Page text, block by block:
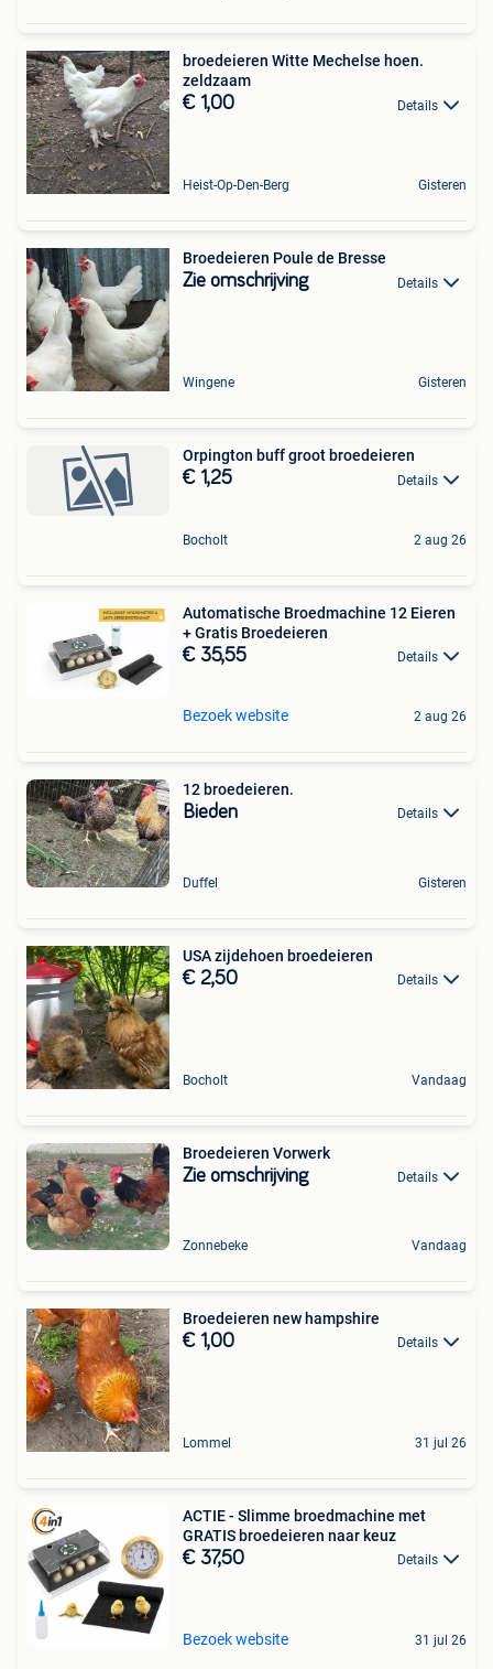
broedeieren Witte Mechelse hoen.
zeldzaam
€ 1,00 Details
Heist-Op-Den-Berg Gisteren
Broedeieren Poule de Bresse
Zie omschrijving Details
Wingene Gisteren
Orpington buff groot broedeieren
€ 1,25 Details
Bocholt 2 aug 26
Automatische Broedmachine 12 Eieren
+ Gratis Broedeieren
€ 35,55 Details
Bezoek website 2 aug 26
12 broedeieren.
Bieden Details
Duffel Gisteren
USA zijdehoen broedeieren
€ 2,50 Details
Bocholt Vandaag
Broedeieren Vorwerk
Zie omschrijving Details
Zonnebeke Vandaag
Broedeieren new hampshire
€ 1,00 Details
Lommel 31 jul 26
ACTIE - Slimme broedmachine met
GRATIS broedeieren naar keuz
€ 37,50 Details
Bezoek website 31 jul 26